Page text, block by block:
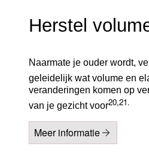
Herstel
Naarmate je ouder wordt,
geleidelijk wat volume en
veranderingen komen op
van je gezicht voor20,21.
Meer informatie